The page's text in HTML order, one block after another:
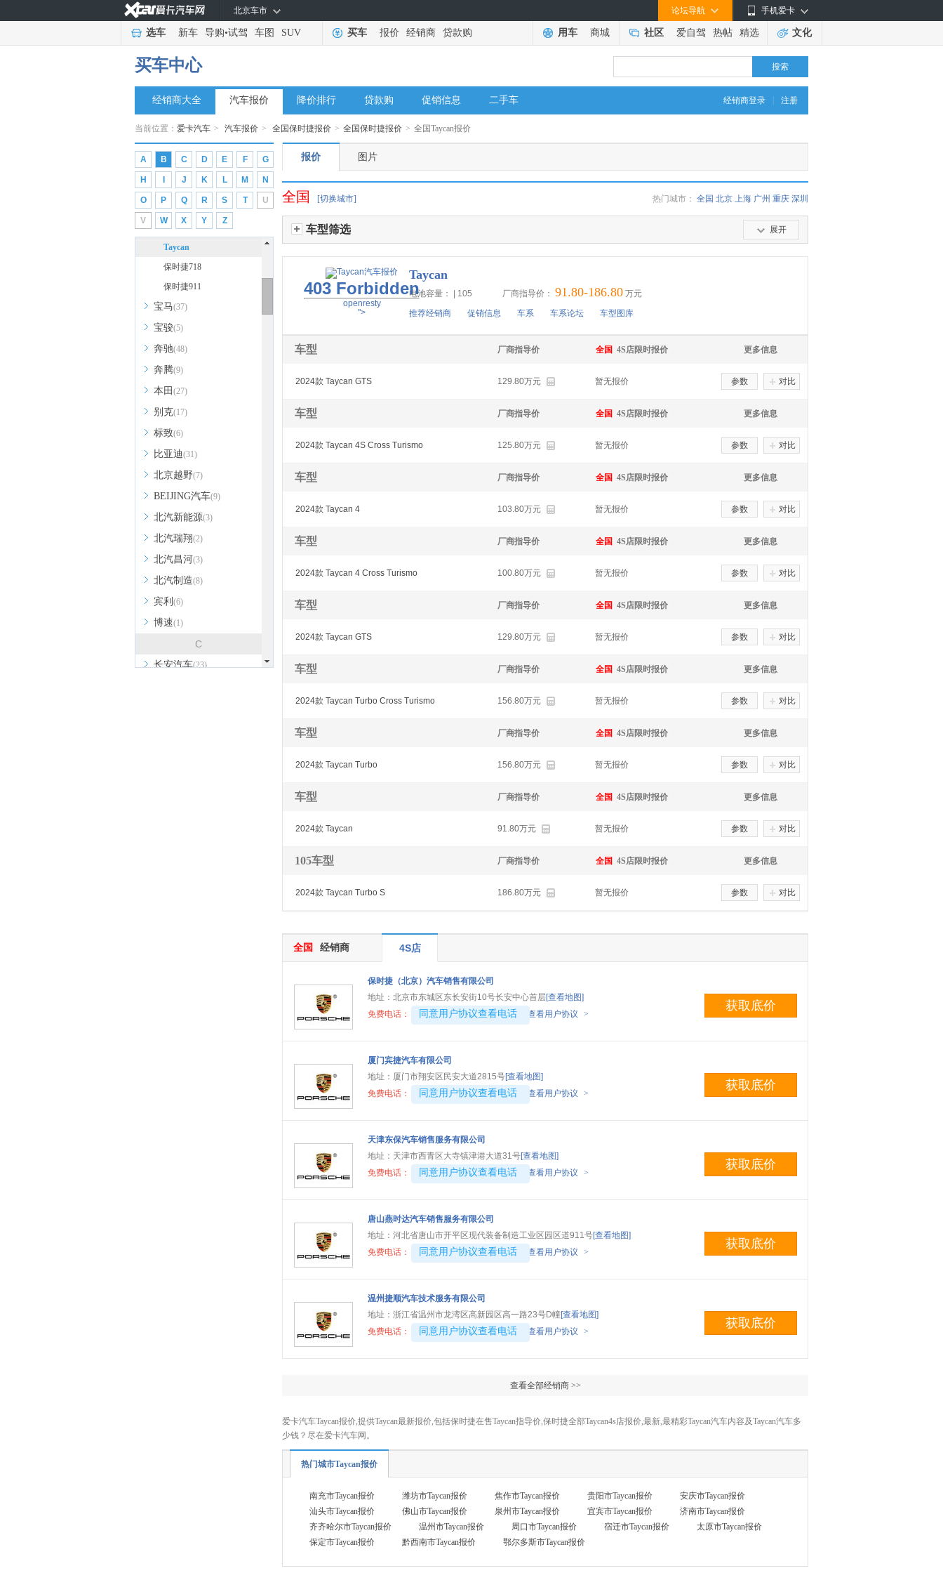
手机爱卡
论坛导航
北京车市
选车 新车 导购•试驾 车图 SUV 买车 报价 经销商 贷款购 用车 商城 社区 爱自驾 热帖 精选 文化
买车中心 搜索
经销商登录 注册
经销商大全 汽车报价 降价排行 贷款购 促销信息 二手车
当前位置： 爱卡汽车 > 汽车报价 > 全国保时捷报价 > 全国保时捷报价 > 全国Taycan报价
A B C D E F G
H J K L M N
O P Q R S T U
V W X Y Z
阿维塔(4)
爱驰汽车(1)
ARCFOX极狐
安徽猎豹(1)
B
保时捷(7)
保时捷(7)
Macan
Macan新能源
Panamera
Panamera E-Hybrid
Taycan
保时捷718
保时捷911
宝马(37)
宝骏(5)
奔驰(48)
奔腾(9)
本田 (27)
别克(17)
标致(6)
比亚迪(31)
北京越野(7)
BEIJING汽车(9)
北汽新能源(3)
北汽瑞翔(2)
北汽昌河(3)
北汽制造(8)
宾利 (6)
博速(1)
C
长安汽车(23)
报价 图片
热门城市： 全国 北京 上海 广州 重庆 深圳
全国 [切换城市]
展开
车型筛选
403 Forbidden
openresty
">
Taycan
电池容量： | 105 厂商指导价： 91.80-186.80 万元
推荐经销商
促销信息 车系 车系论坛 车型图库
车型 厂商指导价 全国 4S店限时报价 更多信息
2024款 Taycan GTS 129.80万元 暂无报价 参数 对比
车型 厂商指导价 全国 4S店限时报价 更多信息
2024款 Taycan 4S Cross Turismo 125.80万元 暂无报价 参数 对比
车型 厂商指导价 全国 4S店限时报价 更多信息
2024款 Taycan 4 103.80万元 暂无报价 参数 对比
车型 厂商指导价 全国 4S店限时报价 更多信息
2024款 Taycan 4 Cross Turismo 100.80万元 暂无报价 参数 对比
车型 厂商指导价 全国 4S店限时报价 更多信息
2024款 Taycan GTS 129.80万元 暂无报价 参数 对比
车型 厂商指导价 全国 4S店限时报价 更多信息
2024款 Taycan Turbo Cross Turismo 156.80万元 暂无报价 参数 对比
车型 厂商指导价 全国 4S店限时报价 更多信息
2024款 Taycan Turbo 156.80万元 暂无报价 参数 对比
车型 厂商指导价 全国 4S店限时报价 更多信息
2024款 Taycan 91.80万元 暂无报价 参数 对比
105车型 厂商指导价 全国 4S店限时报价 更多信息
2024款 Taycan Turbo S 186.80万元 暂无报价 参数 对比
全国 经销商 4S店
获取底价
保时捷（北京）汽车销售有限公司
地址： 北京市东城区东长安街10号长安中心首层[查看地图]
免费电话：
4008192696-9354
同意用户协议查看电话 查看用户协议 >
获取底价
厦门宾捷汽车有限公司
地址： 厦门市翔安区民安大道2815号[查看地图]
免费电话：
4008194313-5450
同意用户协议查看电话 查看用户协议 >
获取底价
天津东保汽车销售服务有限公司
地址： 天津市西青区大寺镇津港大道31号[查看地图]
免费电话：
4008194313-5690
同意用户协议查看电话 查看用户协议 >
获取底价
唐山燕时达汽车销售服务有限公司
地址： 河北省唐山市开平区现代装备制造工业区园区道911号[查看地图]
免费电话：
4008194313-1635
同意用户协议查看电话 查看用户协议 >
获取底价
温州捷顺汽车技术服务有限公司
地址： 浙江省温州市龙湾区高新园区高一路23号D幢[查看地图]
免费电话：
4008192707-8061
同意用户协议查看电话 查看用户协议 >
查看全部经销商 >>
爱卡汽车Taycan报价,提供Taycan最新报价,包括保时捷在售Taycan指导价,保时捷全部Taycan4s店报价,最新,最精彩Taycan汽车内容及Taycan汽车多
少钱？尽在爱卡汽车网。
热门城市Taycan报价
南充市Taycan报价 潍坊市Taycan报价 焦作市Taycan报价 贵阳市Taycan报价
安庆市Taycan报价
汕头市Taycan报价
佛山市Taycan报价 泉州市Taycan报价 宜宾市Taycan报价
济南市Taycan报价
齐齐哈尔市Taycan报价
温州市Taycan报价 周口市Taycan报价 宿迁市Taycan报价
太原市Taycan报价
保定市Taycan报价
黔西南市Taycan报价 鄂尔多斯市Taycan报价